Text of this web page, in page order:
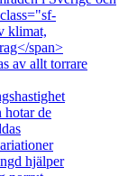
klimat,
span>
av allt torrare
hotar de
hjälper